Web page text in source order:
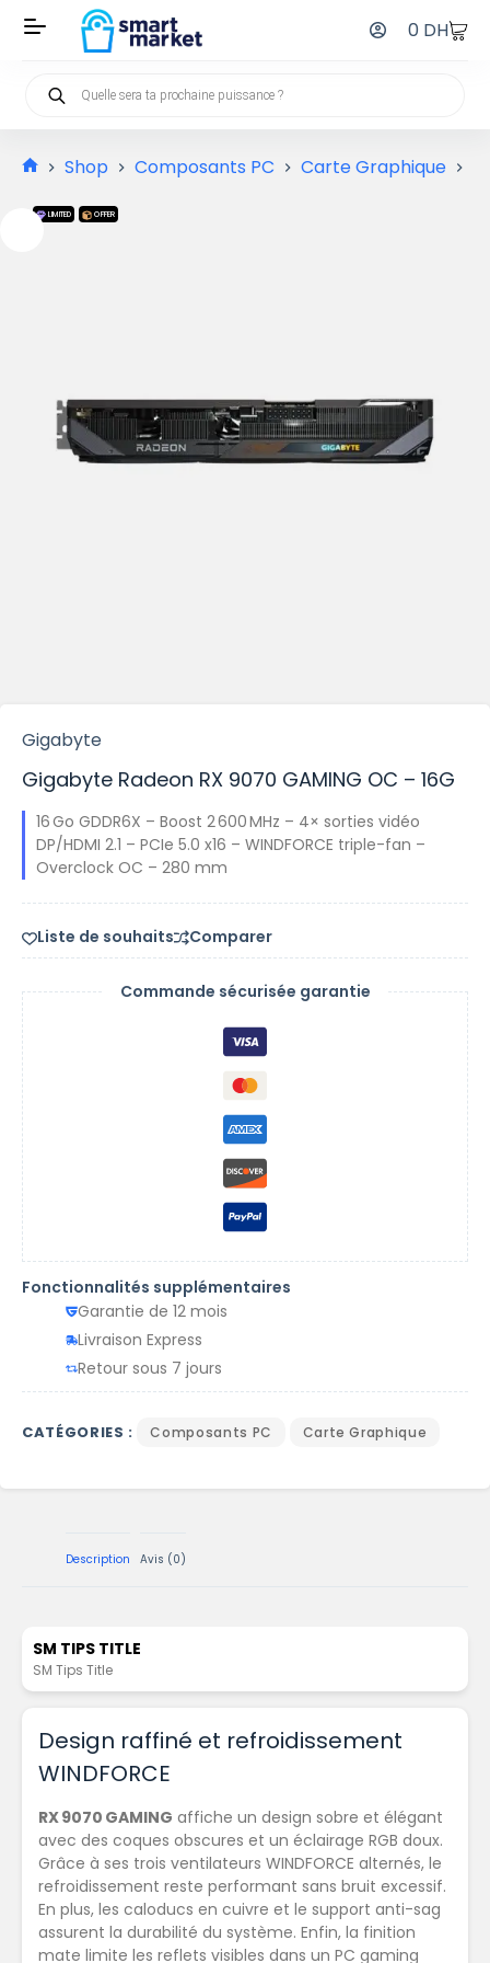
0 DH
Shop Composants PC Carte Graphique
LIMITED OFFER
Gigabyte
Gigabyte Radeon RX 9070 GAMING OC – 16G
16 Go GDDR6X – Boost 2 600 MHz – 4× sorties vidéo
DP/HDMI 2.1 – PCIe 5.0 x16 – WINDFORCE triple-fan –
Overclock OC – 280 mm
Liste de souhaits Comparer
Commande sécurisée garantie
Fonctionnalités supplémentaires
Garantie de 12 mois
Livraison Express
Retour sous 7 jours
CATÉGORIES : Composants PC Carte Graphique
Description Avis (0)
SM TIPS TITLE
SM Tips Title
Design raffiné et refroidissement
WINDFORCE
RX 9070 GAMING affiche un design sobre et élégant
avec des coques obscures et un éclairage RGB doux.
Grâce à ses trois ventilateurs WINDFORCE alternés, le
refroidissement reste performant sans bruit excessif.
En plus, les caloducs en cuivre et le support anti-sag
assurent la durabilité du système. Enfin, la finition
mate limite les reflets visibles dans un PC gaming